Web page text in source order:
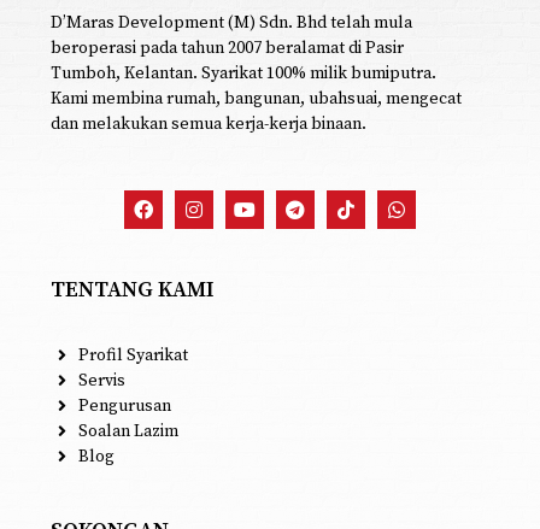
D’Maras Development (M) Sdn. Bhd telah mula
beroperasi pada tahun 2007 beralamat di Pasir
Tumboh, Kelantan. Syarikat 100% milik bumiputra.
Kami membina rumah, bangunan, ubahsuai, mengecat
dan melakukan semua kerja-kerja binaan.
TENTANG KAMI
Profil Syarikat
Servis
Pengurusan
Soalan Lazim
Blog